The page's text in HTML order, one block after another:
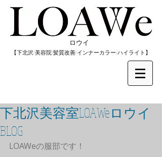
​ロウイ
​【下北沢/美容院/髪質改善/インナーカラー/​ハイライト】
下北沢美容室LOAWeロウイ
BLOG
LOAWeの服部です！